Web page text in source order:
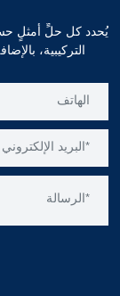
يُحدد كل حلٍّ أمثلٍ
التركيبية،